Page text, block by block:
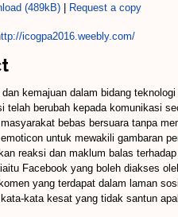
(489kB)
Request a copy
icogpa2016.weebly.com/
dan kemajuan dalam bidang
telah berubah kepada komunikasi
bebas bersuara tanpa
untuk mewakili gambaran
reaksi dan maklum balas
Facebook yang boleh diakses
yang terdapat dalam laman
kata kesat yang tidak santun